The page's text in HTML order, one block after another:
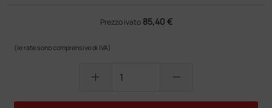
Prezzo ivato 85,40 €
(le rate sono comprensive di IVA)
add remove